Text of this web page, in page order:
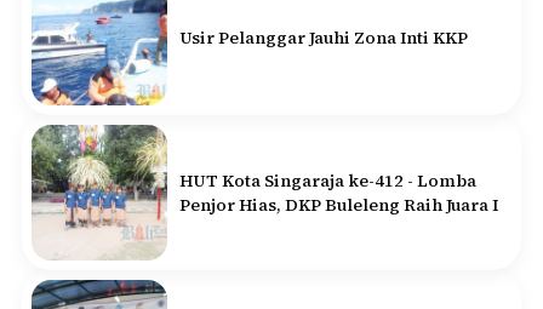
Usir Pelanggar Jauhi Zona Inti KKP
HUT Kota Singaraja ke-412 - Lomba
Penjor Hias, DKP Buleleng Raih Juara I